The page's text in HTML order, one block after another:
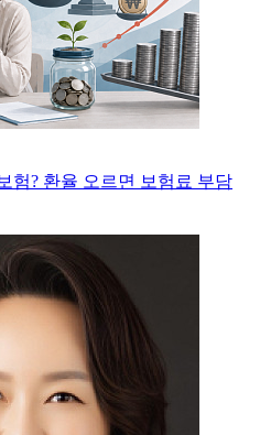
험? 환율 오르면 보험료 부담